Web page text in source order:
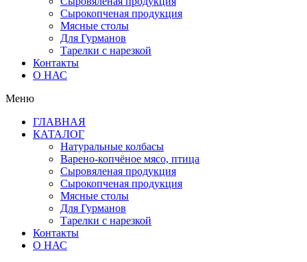
Сырокопченая продукция
Мясные столы
Для Гурманов
Тарелки с нарезкой
Контакты
О НАС
Меню
ГЛАВНАЯ
КАТАЛОГ
Натуральные колбасы
Варено-копчёное мясо, птица
Сыровяленая продукция
Сырокопченая продукция
Мясные столы
Для Гурманов
Тарелки с нарезкой
Контакты
О НАС